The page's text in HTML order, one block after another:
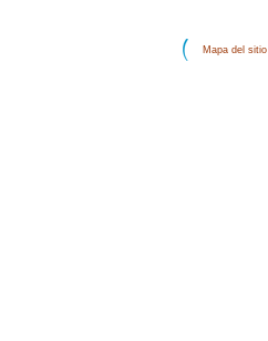
Mapa del sitio